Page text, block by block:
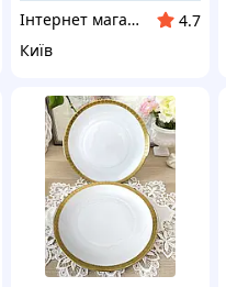
Інтернет магазин "Grifons"
4.7
Київ